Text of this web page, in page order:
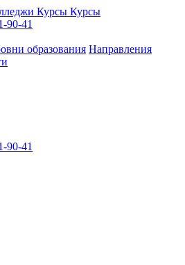
Курсы Курсы
90-41
образования Направления
90-41